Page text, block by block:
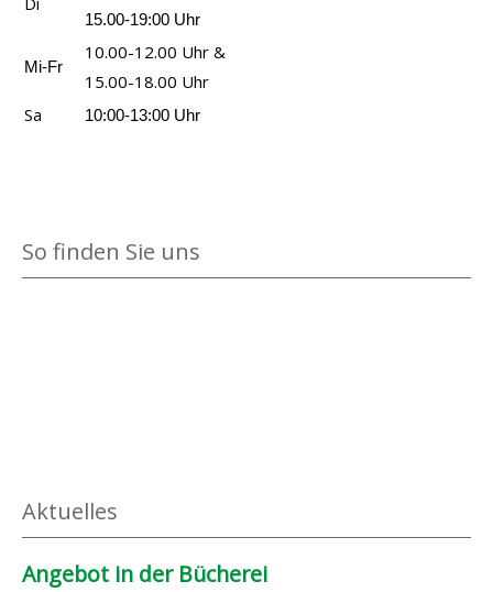
15.00-19:00 Uhr
Mi-Fr
10.00-12.00 Uhr &
15.00-18.00 Uhr
Sa
10:00-13:00 Uhr
So finden Sie uns
Aktuelles
Angebot in der Bücherei